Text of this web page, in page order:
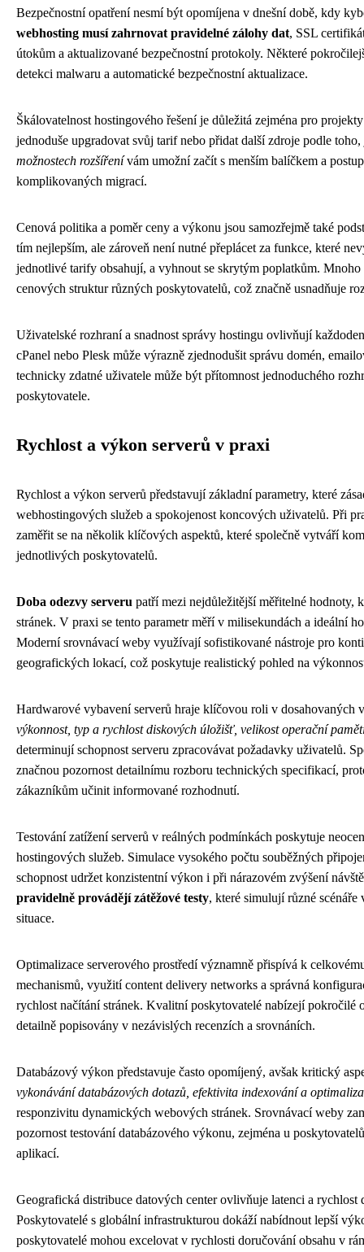
Bezpečnostní opatření nesmí být opomíjena v dnešní době, kdy
webhosting musí zahrnovat pravidelné zálohy dat, SSL
útokům a aktualizované bezpečnostní protokoly. Některé
detekci malwaru a automatické bezpečnostní aktualizace.
Škálovatelnost hostingového řešení je důležitá zejména pro
jednoduše upgradovat svůj tarif nebo přidat další zdroje podle
možnostech rozšířenívám umožní začít s menším balíčkem a
komplikovaných migrací.
Cenová politika a poměr ceny a výkonu jsou samozřejmě také
tím nejlepším, ale zároveň není nutné přeplácet za funkce, které
jednotlivé tarify obsahují, a vyhnout se skrytým poplatkům.
cenových struktur různých poskytovatelů, což značně usnadňuje
Uživatelské rozhraní a snadnost správy hostingu ovlivňují
cPanel nebo Plesk může výrazně zjednodušit správu domén,
technicky zdatné uživatele může být přítomnost jednoduchého
poskytovatele.
Rychlost a výkon serverů v praxi
Rychlost a výkon serverů představují základní parametry, které
webhostingových služeb a spokojenost koncových uživatelů. Při
zaměřit se na několik klíčových aspektů, které společně vytváří
jednotlivých poskytovatelů.
Doba odezvy serveru patří mezi nejdůležitější měřitelné
stránek. V praxi se tento parametr měří v milisekundách a ideální
Moderní srovnávací weby využívají sofistikované nástroje pro
geografických lokací, což poskytuje realistický pohled na
Hardwarové vybavení serverů hraje klíčovou roli v dosahovaných
výkonnost, typ a rychlost diskových úložišť, velikost operační
determinují schopnost serveru zpracovávat požadavky uživatelů.
značnou pozornost detailnímu rozboru technických specifikací,
zákazníkům učinit informované rozhodnutí.
Testování zatížení serverů v reálných podmínkách poskytuje
hostingových služeb. Simulace vysokého počtu souběžných
schopnost udržet konzistentní výkon i při nárazovém zvýšení
pravidelně provádějí zátěžové testy, které simulují různé
situace.
Optimalizace serverového prostředí významně přispívá k
mechanismů, využití content delivery networks a správná
rychlost načítání stránek. Kvalitní poskytovatelé nabízejí pokročilé
detailně popisovány v nezávislých recenzích a srovnáních.
Databázový výkon představuje často opomíjený, avšak kritický
vykonávání databázových dotazů, efektivita indexování a
responzivitu dynamických webových stránek. Srovnávací weby
pozornost testování databázového výkonu, zejména u
aplikací.
Geografická distribuce datových center ovlivňuje latenci a
Poskytovatelé s globální infrastrukturou dokáží nabídnout lepší
poskytovatelé mohou excelovat v rychlosti doručování obsahu v